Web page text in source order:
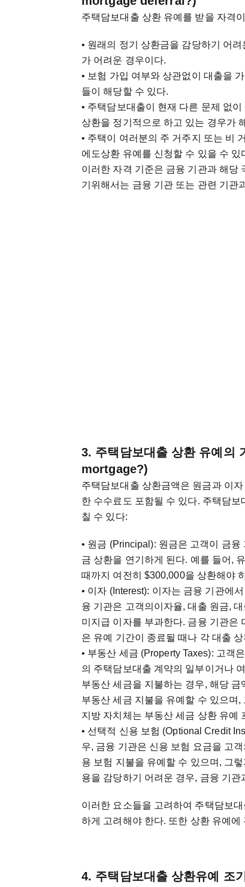
주택담보대출 상환 유예를 받을 자격
• 원래의 정기 상환금을 감당하기 어
가 어려운 경우이다.
• 보험 가입 여부와 상관없이 대출을
들이 해당할 수 있다.
• 주택담보대출이 현재 다른 문제 없
상환을 정기적으로 하고 있는 경우가
• 주택이 여러분의 주 거주지 또는 비
에도상환 유예를 신청할 수 있을 수 있
이러한 자격 기준은 금융 기관과 해당
기위해서는 금융 기관 또는 관련 기관
3. 주택담보대출 상환 유예
mortgage?)
주택담보대출 상환금액은 원금과 이
한 수수료도 포함될 수 있다. 주택담
칠 수 있다:
• 원금 (Principal): 원금은 고객이 금
금 상환을 연기하게 된다. 예를 들어,
때까지 여전히 $300,000을 상환해야
• 이자 (Interest): 이자는 금융 기관에
융 기관은 고객의이자율, 대출 원금,
미지급 이자를 부과한다. 금융 기관은
은 유예 기간이 종료될 때나 각 대출
• 부동산 세금 (Property Taxes): 고객
의 주택담보대출 계약의 일부이거나
부동산 세금을 지불하는 경우, 해당
부동산 세금 지불을 유예할 수 있으며
지방 자치체는 부동산 세금 상환 유예
• 선택적 신용 보험 (Optional Credit
우, 금융 기관은 신용 보험 요금을 고
용 보험 지불을 유예할 수 있으며, 그
용을 감당하기 어려운 경우, 금융 기관
이러한 요소들을 고려하여 주택담보
하게 고려해야 한다. 또한 상환 유예
4. 주택담보대출 상환유예